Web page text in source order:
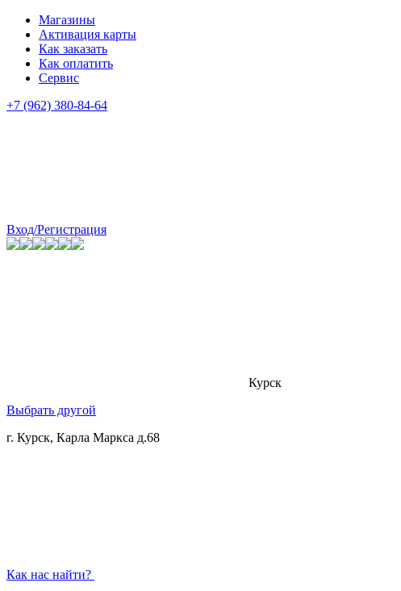
Магазины
Активация карты
Как заказать
Как оплатить
Сервис
+7 (962) 380-84-64
Вход/Регистрация
Курск
Выбрать другой
г. Курск, Карла Маркса д.68
Как нас найти?